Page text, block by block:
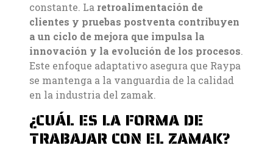
constante. La retroalimentación de
clientes y pruebas postventa contribuyen
a un ciclo de mejora que impulsa la
innovación y la evolución de los procesos.
Este enfoque adaptativo asegura que Raypa
se mantenga a la vanguardia de la calidad
en la industria del zamak.
¿CUÁL ES LA FORMA DE
TRABAJAR CON EL ZAMAK?